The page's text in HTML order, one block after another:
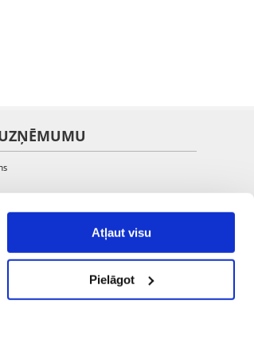
Atļaut visu
Pielāgot